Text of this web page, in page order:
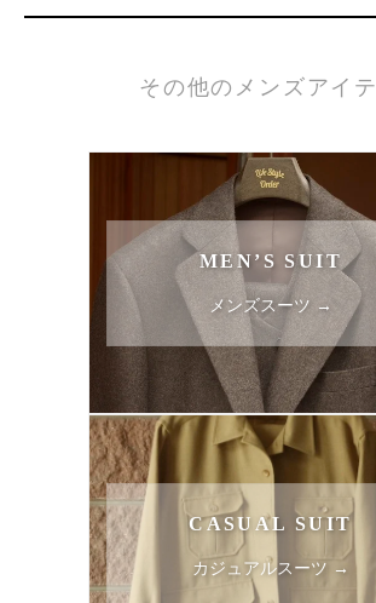
その他のメンズアイ
MEN’S SUIT
メンズスーツ →
CASUAL SUIT
カジュアルスーツ →